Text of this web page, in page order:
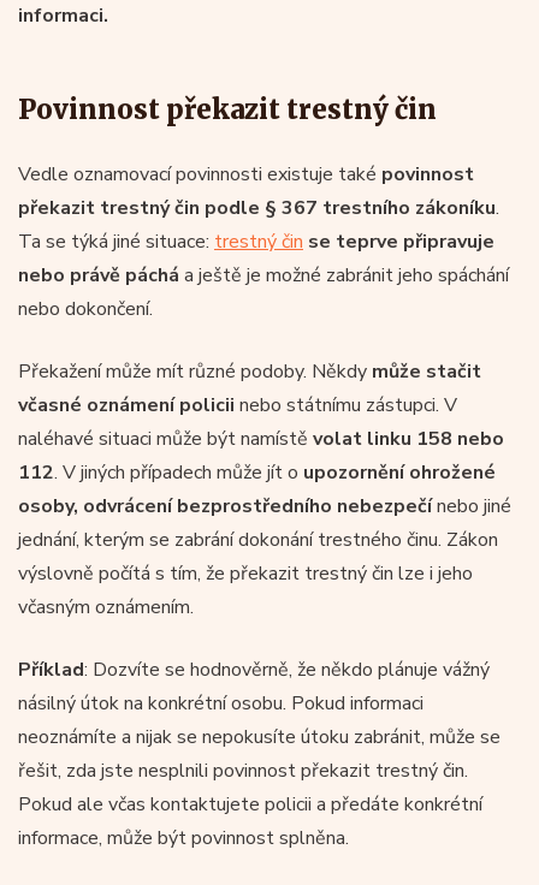
informaci.
Povinnost překazit trestný čin
Vedle oznamovací povinnosti existuje také povinnost
překazit trestný čin podle § 367 trestního zákoníku.
Ta se týká jiné situace: trestný čin se teprve připravuje
nebo právě páchá a ještě je možné zabránit jeho spáchání
nebo dokončení.
Překažení může mít různé podoby. Někdy může stačit
včasné oznámení policii nebo státnímu zástupci. V
naléhavé situaci může být namístě volat linku 158 nebo
112. V jiných případech může jít o upozornění ohrožené
osoby, odvrácení bezprostředního nebezpečínebo jiné
jednání, kterým se zabrání dokonání trestného činu. Zákon
výslovně počítá s tím, že překazit trestný čin lze i jeho
včasným oznámením.
Příklad: Dozvíte se hodnověrně, že někdo plánuje vážný
násilný útok na konkrétní osobu. Pokud informaci
neoznámíte a nijak se nepokusíte útoku zabránit, může se
řešit, zda jste nesplnili povinnost překazit trestný čin.
Pokud ale včas kontaktujete policii a předáte konkrétní
informace, může být povinnost splněna.